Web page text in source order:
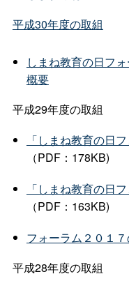
平成30年度の取組
しまね教育の日フ
概要
平成29年度の取組
「しまね教育の日
（PDF：178KB)
「しまね教育の日
（PDF：163KB)
フォーラム２０１
平成28年度の取組